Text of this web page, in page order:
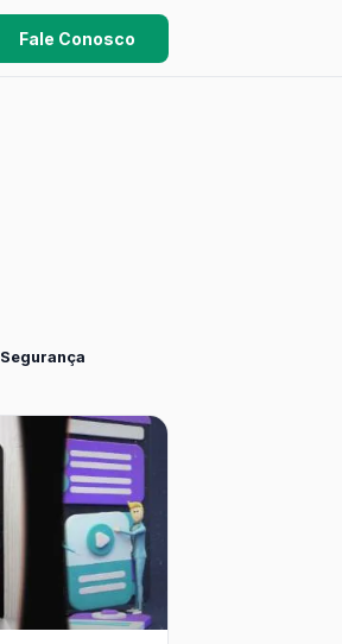
Fale Conosco
Segurança